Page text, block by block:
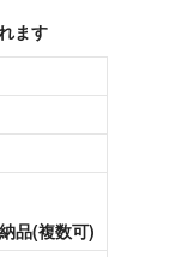
ます
品(複数可)